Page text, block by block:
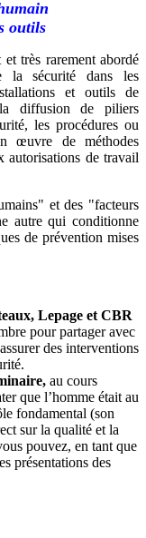
outils
très rarement abordé
la sécurité dans les
et outils de
diffusion de piliers
les procédures ou
œuvre de méthodes
autorisations de travail
et des "facteurs
autre qui conditionne
de prévention mises
Lepage et CBR
pour partager avec
des interventions
au cours
que l’homme était au
fondamental (son
sur la qualité et la
pouvez, en tant que
présentations des